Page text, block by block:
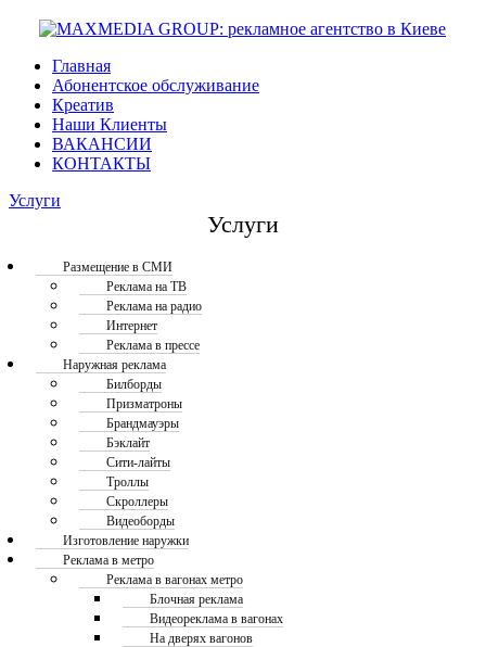
Главная
Абонентское обслуживание
Креатив
Наши Клиенты
ВАКАНСИИ
КОНТАКТЫ
Услуги
Услуги
Размещение в СМИ
Реклама на ТВ
Реклама на радио
Интернет
Реклама в прессе
Наружная реклама
Билборды
Призматроны
Брандмауэры
Бэклайт
Сити-лайты
Троллы
Скроллеры
Видеоборды
Изготовление наружки
Реклама в метро
Реклама в вагонах метро
Блочная реклама
Видеореклама в вагонах
На дверях вагонов